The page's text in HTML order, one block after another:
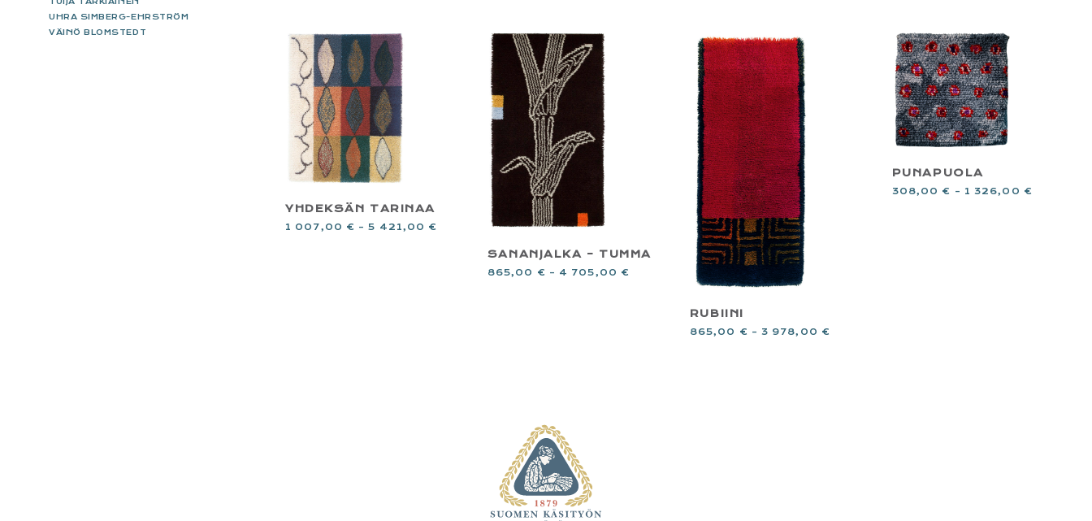
YHDEKSÄN TARINAA
1 007,00 € –5 421,00 €
SANANJALKA – TUMMA
865,00 € – 4 705,00 €
RUBIINI
865,00 € – 3 978,00 €
PUNAPUOLA
308,00 € – 1 326,00 €
UHRA SIMBERG-EHRSTRÖM
VÄINÖ BLOMSTEDT